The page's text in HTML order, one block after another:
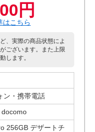
円
はこちら
、実際の商品状態によ
ございます。また上限
します。
ン・携帯電話
256GB デザートチ